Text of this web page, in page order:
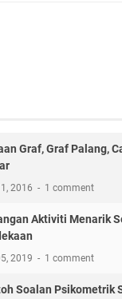
Graf, Graf Palang,
2016 1 comment
Aktiviti Menarik
2019 1 comment
Soalan Psikometrik